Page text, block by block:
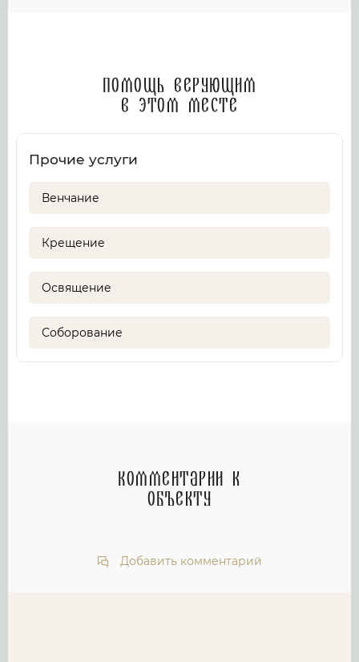
Помощь верующим
в этом месте
Прочие услуги
Венчание
Крещение
Освящение
Соборование
Комментарии к
объекту
Добавить комментарий